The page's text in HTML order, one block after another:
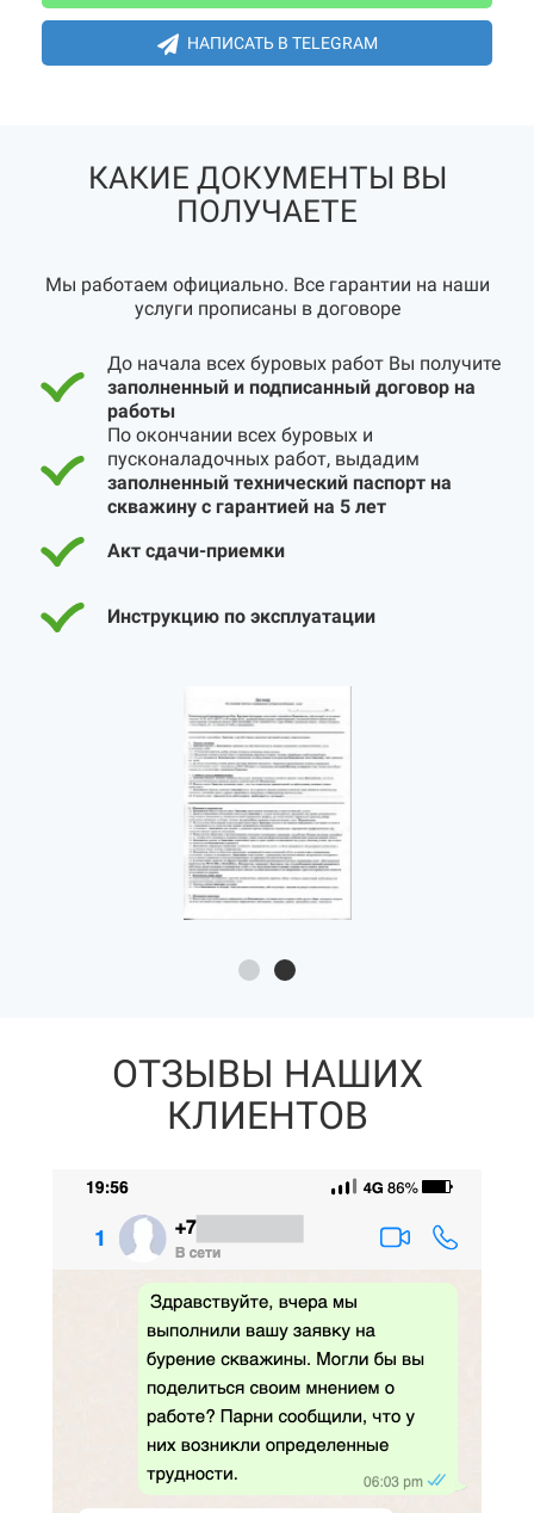
НАПИСАТЬ В TELEGRAM
КАКИЕ ДОКУМЕНТЫ ВЫ
ПОЛУЧАЕТЕ
Мы работаем официально. Все гарантии на наши
услуги прописаны в договоре
До начала всех буровых работ Вы получите
заполненный и подписанный договор на
работы
По окончании всех буровых и
пусконаладочных работ, выдадим
заполненный технический паспорт на
скважину с гарантией на 5 лет
Акт сдачи-приемки
Инструкцию по эксплуатации
ОТЗЫВЫ НАШИХ
КЛИЕНТОВ